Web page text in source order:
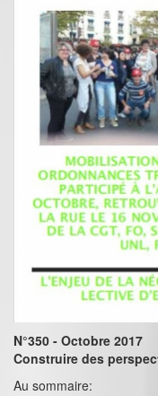
N°350 - Octobre 2017
Construire des
Au sommaire: